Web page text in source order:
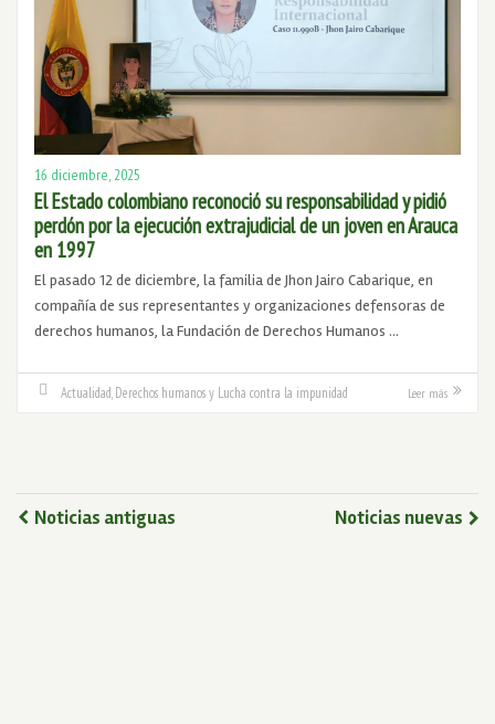
16 diciembre, 2025
El Estado colombiano reconoció su responsabilidad y pidió
perdón por la ejecución extrajudicial de un joven en Arauca
en 1997
El pasado 12 de diciembre, la familia de Jhon Jairo Cabarique, en
compañía de sus representantes y organizaciones defensoras de
derechos humanos, la Fundación de Derechos Humanos …
Actualidad Derechos humanos y Lucha contra la impunidad Leer más
Noticias antiguas Noticias nuevas